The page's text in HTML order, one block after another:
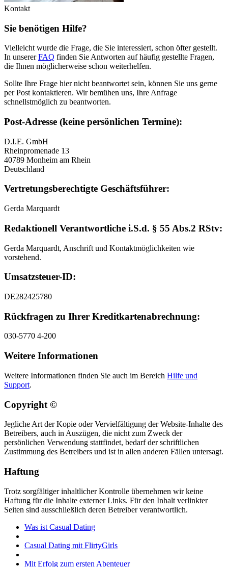
Kontakt
Sie benötigen Hilfe?
Vielleicht wurde die Frage, die Sie interessiert, schon öfter gestellt.
In unsererFAQ finden Sie Antworten auf häufig gestellte Fragen,
die Ihnen möglicherweise schon weiterhelfen.
Sollte Ihre Frage hier nicht beantwortet sein, können Sie uns gerne
per Post kontaktieren. Wir bemühen uns, Ihre Anfrage
schnellstmöglich zu beantworten.
Post-Adresse (keine persönlichen Termine):
D.I.E. GmbH
Rheinpromenade 13
40789 Monheim am Rhein
Deutschland
Vertretungsberechtigte Geschäftsführer:
Gerda Marquardt
Redaktionell Verantwortliche i.S.d. § 55 Abs.2 RStv:
Gerda Marquardt, Anschrift und Kontaktmöglichkeiten wie
vorstehend.
Umsatzsteuer-ID:
DE282425780
Rückfragen zu Ihrer Kreditkartenabrechnung:
030-5770 4-200
Weitere Informationen
Weitere Informationen finden Sie auch im Bereich Hilfe und
Support.
Copyright ©
Jegliche Art der Kopie oder Vervielfältigung der Website-Inhalte des
Betreibers, auch in Auszügen, die nicht zum Zweck der
persönlichen Verwendung stattfindet, bedarf der schriftlichen
Zustimmung des Betreibers und ist in allen anderen Fällen untersagt.
Haftung
Trotz sorgfältiger inhaltlicher Kontrolle übernehmen wir keine
Haftung für die Inhalte externer Links. Für den Inhalt verlinkter
Seiten sind ausschließlich deren Betreiber verantwortlich.
Was ist Casual Dating
Casual Dating mit FlirtyGirls
Mit Erfolg zum ersten Abenteuer